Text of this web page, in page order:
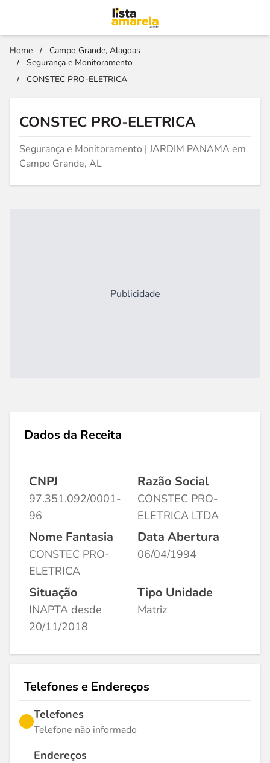
Home /
Campo Grande, Alagoas
/
Segurança e Monitoramento
/
CONSTEC PRO-ELETRICA
CONSTEC PRO-ELETRICA
Segurança e Monitoramento | JARDIM PANAMA em
Campo Grande, AL
Publicidade
Dados da Receita
CNPJ
97.351.092/0001-
96
Razão Social
CONSTEC PRO-
ELETRICA LTDA
Nome Fantasia
CONSTEC PRO-
ELETRICA
Data Abertura
06/04/1994
Situação
INAPTA desde
20/11/2018
Tipo Unidade
Matriz
Telefones e Endereços
Telefones
Telefone não informado
Endereços